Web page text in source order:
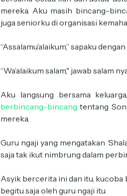
mereka. Aku masih bincang-
juga seniorku di organisasi
“Assalamu’alaikum,” sapaku
“Wa’alaikum salam," jawab salam
Aku langsung bersama
berbincang-bincang tentang
mereka.
Guru ngaji yang mengatakan
saja tak ikut nimbrung dalam
Asyik bercerita ini dan itu, kucoba
begitu saja oleh guru ngaji itu.